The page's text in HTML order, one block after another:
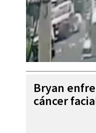
Bryan
cáncer